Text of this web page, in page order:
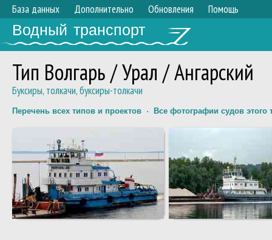
База данных Дополнительно Обновления Помощь
Водный транспорт
Тип Волгарь / Урал / Ангарский
Буксиры, толкачи, буксиры-толкачи
Перечень всех типов и проектов · Все фотографии судов этого